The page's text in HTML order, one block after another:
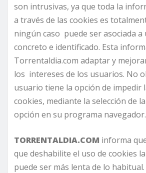
son intrusivas, ya que toda la
a través de las cookies es
ningún caso puede ser asociada a
concreto e identificado. Esta
Torrentaldia.com adaptar y
los intereses de los usuarios. No
usuario tiene la opción de impedir
cookies, mediante la selección de
opción en su programa navegador.
TORRENTALDIA.COM informa
que deshabilite el uso de cookies
puede ser más lenta de lo